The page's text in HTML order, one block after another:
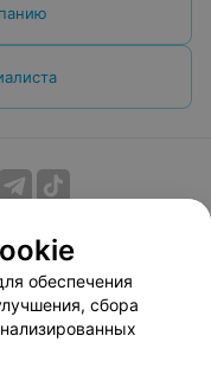
Способы оплаты
сервиса
обеспечения
сбора